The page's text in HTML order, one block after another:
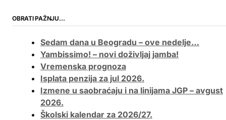
OBRATI PAŽNJU…
Sedam dana u Beogradu – ove nedelje…
Yambissimo! – novi doživljaj jamba!
Vremenska prognoza
Isplata penzija za jul 2026.
Izmene u saobraćaju i na linijama JGP – avgust
2026.
Školski kalendar za 2026/27.